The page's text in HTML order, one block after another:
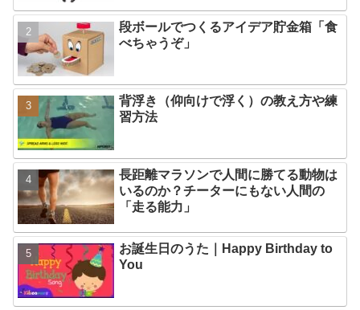
段ボールでつくるアイデア貯金箱「食
べちゃうぞ」
背浮き（仰向けで浮く）の教え方や練
習方法
長距離マラソンで人間に勝てる動物は
いるのか？チーターにもない人間の
「走る能力」
お誕生日のうた｜Happy Birthday to
You